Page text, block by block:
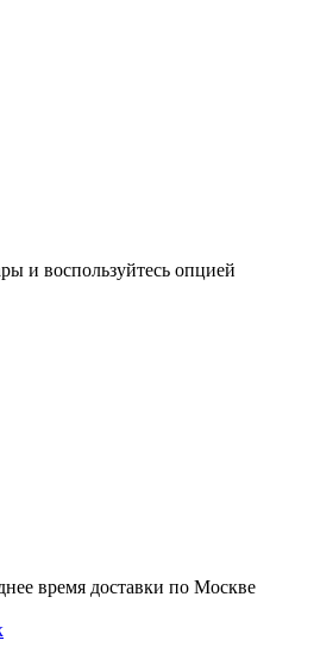
и воспользуйтесь опцией
время доставки по Москве